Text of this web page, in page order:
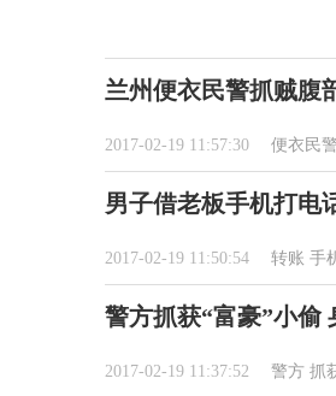
兰州便衣民警抓贼腹
2017-02-19 11:57:30 便衣民
男子借老板手机打电
2017-02-19 11:50:54 转账 手
警方抓获“富豪”小偷
2017-02-19 11:37:52 警方 抓